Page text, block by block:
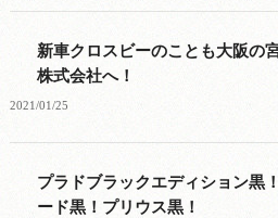
新車クロスビーのことも大阪の
株式会社へ！
2021/01/25
プラドブラックエディション黒
ード黒！プリウス黒！